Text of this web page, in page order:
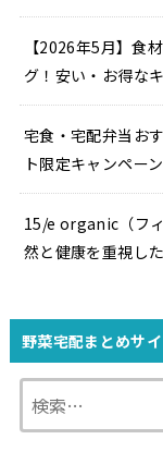
【2026年5月】食
グ！安い・お得な
宅食・宅配弁当お
ト限定キャンペー
15/e organic（フ
然と健康を重視し
野菜宅配まとめサ